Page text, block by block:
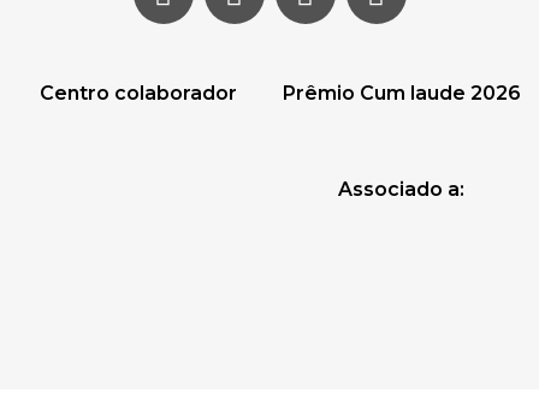
Centro colaborador Prêmio Cum laude 2026
Associado a: